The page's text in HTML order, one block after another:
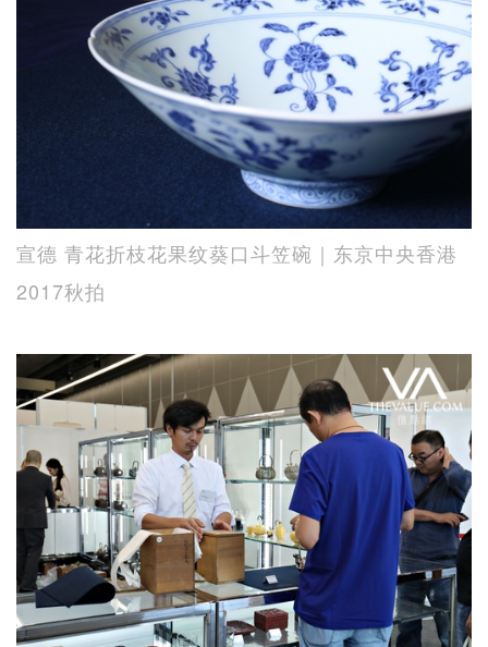
宣德 青花折枝花果纹葵口斗笠碗｜东京中央香港
2017秋拍